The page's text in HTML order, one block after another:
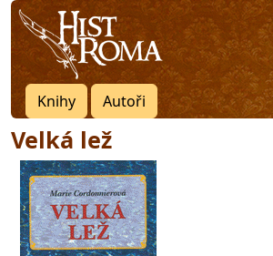
Knihy Autoři
Velká lež